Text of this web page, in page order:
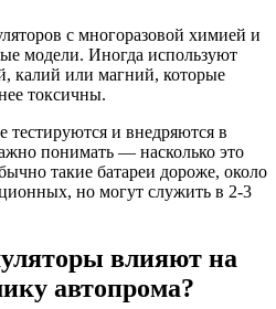
с многоразовой химией и
модели. Иногда используют
калий или магний, которые
токсичны.
тестируются и внедряются в
понимать — насколько это
такие батареи дороже, около
но могут служить в 2-3
влияют на
автопрома?